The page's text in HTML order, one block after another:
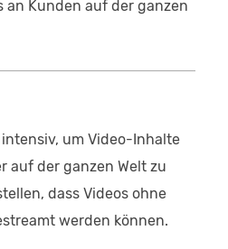
Kunden auf der ganzen
intensiv, um Video-Inhalte
auf der ganzen Welt zu
dass Videos ohne
werden können.